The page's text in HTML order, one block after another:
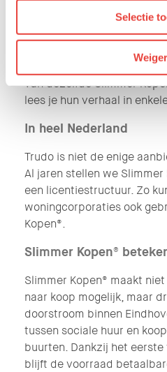
Selectie
In de afgelopen jaren
woningen. Meer dan 4.000
woningen wisselden
Maar er zijn ook woningen
van dezelfde Slimmer
lees je hun verhaal in
In heel Nederland
Trudo is niet de enige
Al jaren stellen we
een licentiestructuur. Zo
woningcorporaties ook
Kopen®.
Slimmer Kopen®
Slimmer Kopen® maakt
naar koop mogelijk, maar
doorstroom binnen
tussen sociale huur en
buurten. Dankzij het
blijft de voorraad